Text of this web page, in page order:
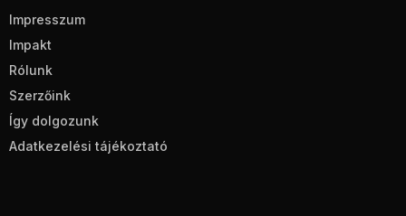
Impresszum
Impakt
Rólunk
Szerzőink
Így dolgozunk
Adatkezelési tájékoztató